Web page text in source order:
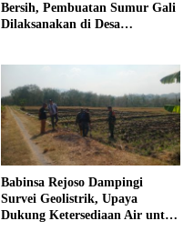
Bersih, Pembuatan Sumur Gali
Dilaksanakan di Desa
Babinsa Rejoso Dampingi
Survei Geolistrik, Upaya
Dukung Ketersediaan Air untuk